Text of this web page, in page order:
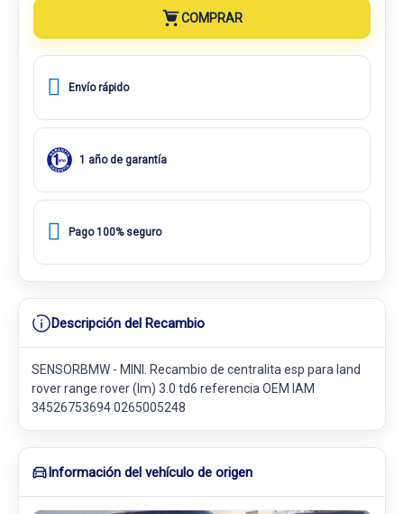
COMPRAR
Envío rápido
1 año de garantía
Pago 100% seguro
Descripción del Recambio
SENSORBMW - MINI. Recambio de centralita esp para land
rover range rover (lm) 3.0 td6 referencia OEM IAM
34526753694 0265005248
Información del vehículo de origen